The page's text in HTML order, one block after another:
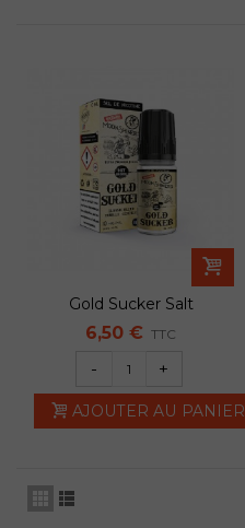
Gold Sucker Salt
6,50 € TTC
- +
AJOUTER AU PANIER